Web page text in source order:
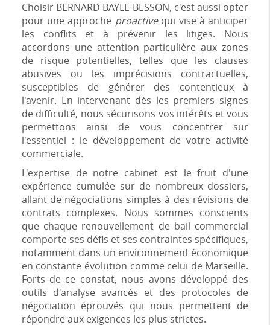
Choisir BERNARD BAYLE-BESSON, c'est aussi opter
pour une approche proactivequi vise à anticiper
les conflits et à prévenir les litiges. Nous
accordons une attention particulière aux zones
de risque potentielles, telles que les clauses
abusives ou les imprécisions contractuelles,
susceptibles de générer des contentieux à
l'avenir. En intervenant dès les premiers signes
de difficulté, nous sécurisons vos intérêts et vous
permettons ainsi de vous concentrer sur
l'essentiel : le développement de votre activité
commerciale.
L'expertise de notre cabinet est le fruit d'une
expérience cumulée sur de nombreux dossiers,
allant de négociations simples à des révisions de
contrats complexes. Nous sommes conscients
que chaque renouvellement de bail commercial
comporte ses défis et ses contraintes spécifiques,
notamment dans un environnement économique
en constante évolution comme celui de Marseille.
Forts de ce constat, nous avons développé des
outils d'analyse avancés et des protocoles de
négociation éprouvés qui nous permettent de
répondre aux exigences les plus strictes.